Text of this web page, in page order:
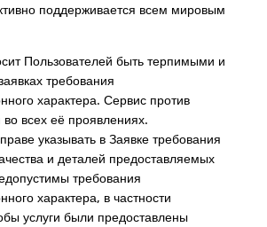
поддерживается всем мировым
Пользователей быть терпимыми и
требования
характера. Сервис против
всех её проявлениях.
указывать в Заявке требования
и деталей предоставляемых
требования
характера, в частности
услуги были предоставлены